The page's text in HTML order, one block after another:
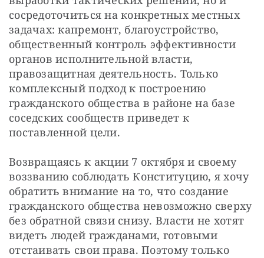
сосредоточиться на конкретных местных
задачах: капремонт, благоустройство,
общественный контроль эффективности
органов исполнительной власти,
правозащитная деятельность. Только
комплексный подход к построению
гражданского общества в районе на базе
соседских сообществ приведет к
поставленной цели.
Возвращаясь к акции 7 октября и своему
воззванию соблюдать Конституцию, я хочу
обратить внимание на то, что создание
гражданского общества невозможно сверху
без обратной связи снизу. Власти не хотят
видеть людей гражданами, готовыми
отстаивать свои права. Поэтому только